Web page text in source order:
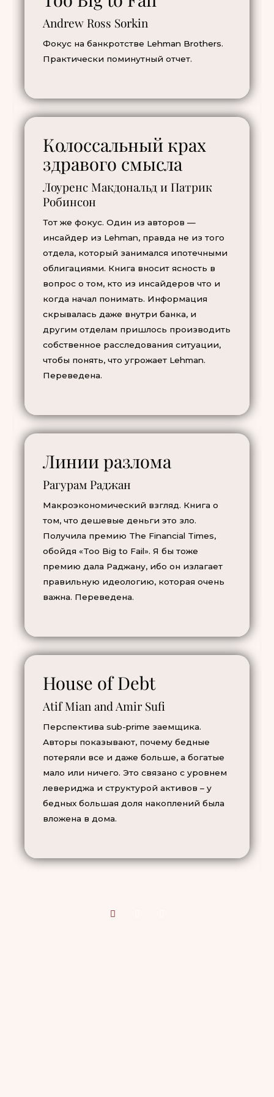
Andrew Ross Sorkin
Фокус на банкротстве Lehman Brothers.
Практически поминутный отчет.
Колоссальный крах
здравого смысла
Лоуренс Макдональд и Патрик
Робинсон
Тот же фокус. Один из авторов —
инсайдер из Lehman, правда не из того
отдела, который занимался ипотечными
облигациями. Книга вносит ясность в
вопрос о том, кто из инсайдеров что и
когда начал понимать. Информация
скрывалась даже внутри банка, и
другим отделам пришлось производить
собственное расследования ситуации,
чтобы понять, что угрожает Lehman.
Переведена.
Линии разлома
Рагурам Раджан
Макроэкономический взгляд. Книга о
том, что дешевые деньги это зло.
Получила премию The Financial Times,
обойдя «Too Big to Fail». Я бы тоже
премию дала Раджану, ибо он излагает
правильную идеологию, которая очень
важна. Переведена.
House of Debt
Atif Mian and Amir Sufi
Перспектива sub-prime заемщика.
Авторы показывают, почему бедные
потеряли все и даже больше, а богатые
мало или ничего. Это связано с уровнем
левериджа и структурой активов – у
бедных большая доля накоплений была
вложена в дома.